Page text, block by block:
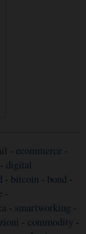
- ecommerce -
- digital
- bitcoin - bond -
-
- smartworking -
- commodity -